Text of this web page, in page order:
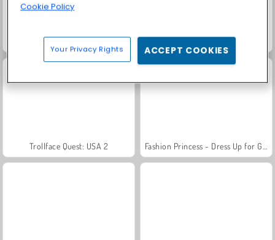
Family Relics
Trollface Quest: USA 2
Cookie Policy
Your Privacy Rights ACCEPT COOKIES